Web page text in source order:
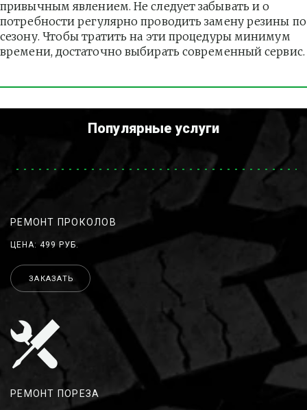
привычным явлением. Не следует забывать и о
потребности регулярно проводить замену резины по
сезону. Чтобы тратить на эти процедуры минимум
времени, достаточно выбирать современный сервис.
Популярные услуги
РЕМОНТ ПРОКОЛОВ
ЦЕНА: 499 РУБ.
ЗАКАЗАТЬ
РЕМОНТ ПОРЕЗА